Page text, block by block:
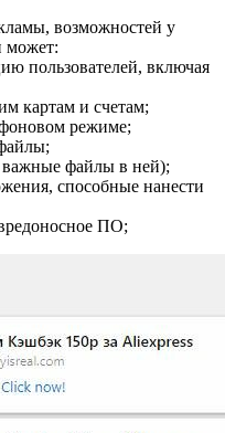
возможностей у
может:
пользователей, включая
картам и счетам;
фоновом режиме;
важные файлы в ней);
способные нанести
ПО;